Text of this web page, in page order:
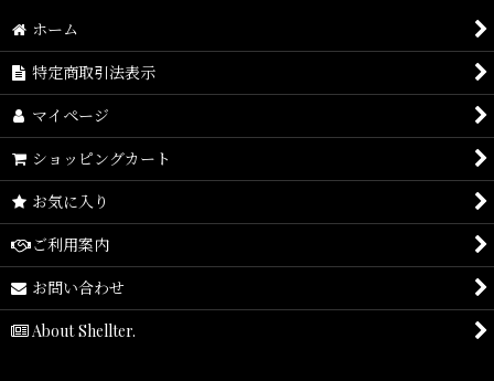
ボア部分：ポリエステル76％ アクリル24％
アンダーバイザー：コットン100％
※New Era 59Fifty等の型に関しましては配送中の型崩れ防止を配慮
し、
宅配便のみの配送となります。
送料無料サービス（3980円以上購入で送料無料）が適用外となりま
ホーム
特定商取引法表示
マイページ
ショッピングカート
お気に入り
ご利用案内
お問い合わせ
About Shellter.